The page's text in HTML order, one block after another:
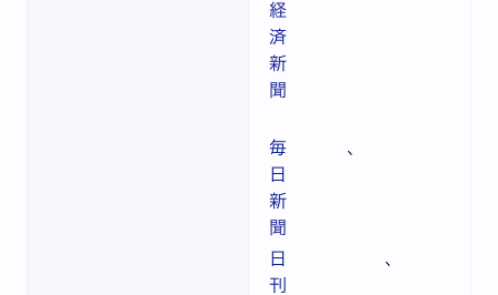
経
済
新
聞
毎
日
新
聞
、
日
刊
、